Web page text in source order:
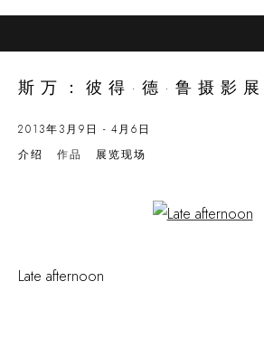
斯万：彼得·德·鲁摄影展
2013年3月9日 - 4月6日
介绍
作品 展览现场
Open a larger version of the
Late afternoon